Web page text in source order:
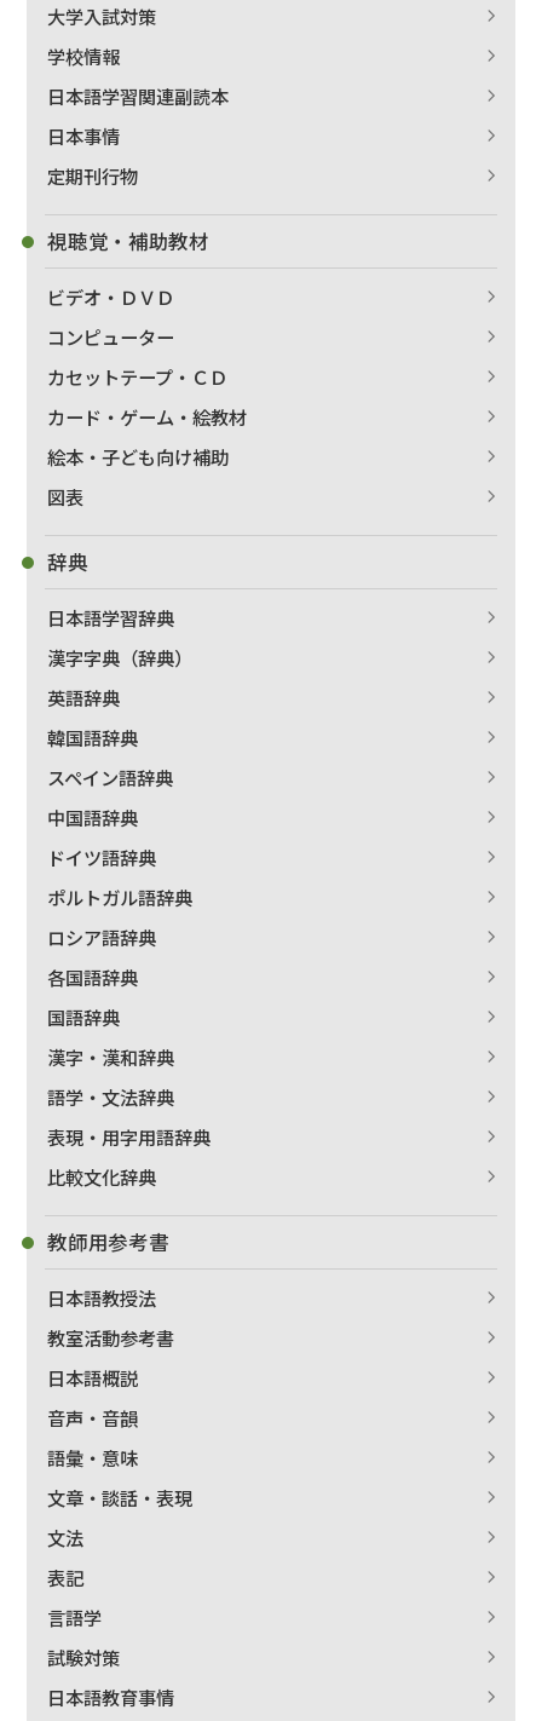
大学入試対策
学校情報
日本語学習関連副読本
日本事情
定期刊行物
視聴覚・補助教材
ビデオ・ＤＶＤ
コンピューター
カセットテープ・ＣＤ
カード・ゲーム・絵教材
絵本・子ども向け補助
図表
辞典
日本語学習辞典
漢字字典（辞典）
英語辞典
韓国語辞典
スペイン語辞典
中国語辞典
ドイツ語辞典
ポルトガル語辞典
ロシア語辞典
各国語辞典
国語辞典
漢字・漢和辞典
語学・文法辞典
表現・用字用語辞典
比較文化辞典
教師用参考書
日本語教授法
教室活動参考書
日本語概説
音声・音韻
語彙・意味
文章・談話・表現
文法
表記
言語学
試験対策
日本語教育事情